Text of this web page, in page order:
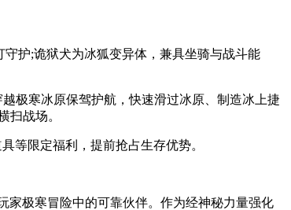
护;诡狱犬为冰狐变异体，兼具坐骑与战斗能
极寒冰原保驾护航，快速滑过冰原、制造冰上捷
扫战场。
等限定福利，提前抢占生存优势。
家极寒冒险中的可靠伙伴。作为经神秘力量强化